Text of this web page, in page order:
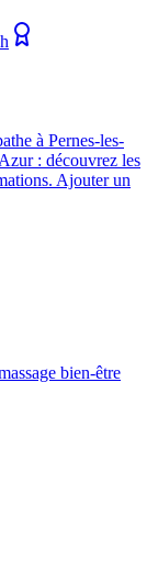
à Pernes-les-
: découvrez les
Ajouter un
bien-être